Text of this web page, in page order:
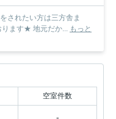
されたい方は三方舎ま
おります★ 地元だか... もっと
空室件数